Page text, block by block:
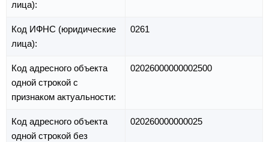
лица):
Код ИФНС (юридические
лица):
0261
Код адресного объекта
одной строкой с
признаком актуальности:
02026000000002500
Код адресного объекта
одной строкой без
020260000000025